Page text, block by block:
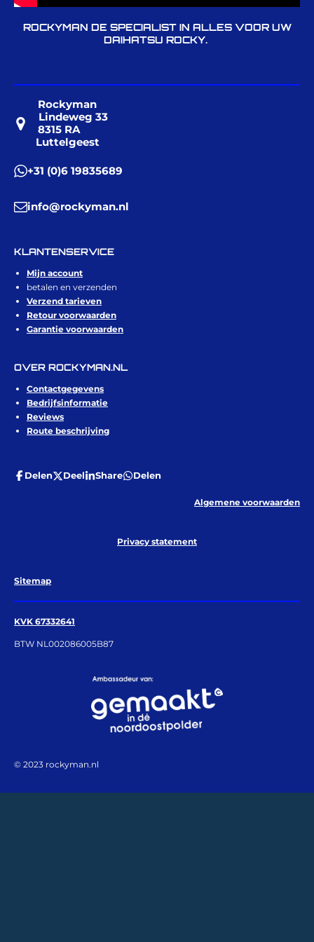
ROCKYMAN DE SPECIALIST IN ALLES VOOR UW
DAIHATSU ROCKY.
Rockyman
Lindeweg 33
8315 RA
Luttelgeest
+31 (0)6 19835689
info@rockyman.nl
KLANTENSERVICE
Mijn account
betalen en verzenden
Verzend tarieven
Retour voorwaarden
Garantie voorwaarden
OVER ROCKYMAN.NL
Contactgegevens
Bedrijfsinformatie
Reviews
Route beschrijving
Delen Deel Share Delen
Algemene voorwaarden
Privacy statement
Sitemap
KVK 67332641
BTW NL002086005B87
© 2023 rockyman.nl